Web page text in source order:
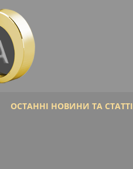
ОСТАННІ НОВИНИ ТА СТАТТІ